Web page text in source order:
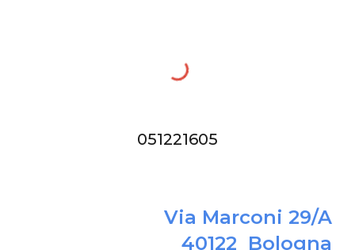
051221605
Via Marconi 29/A
40122 Bologna